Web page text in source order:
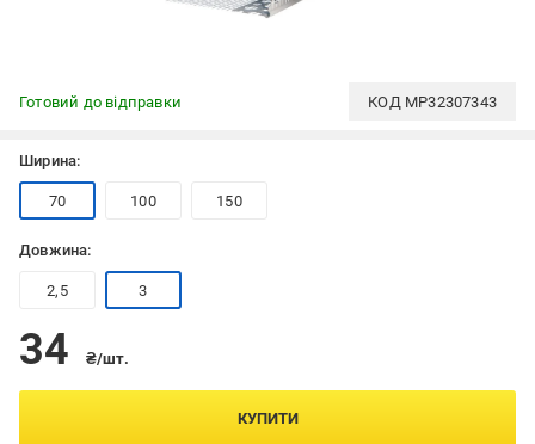
Готовий до відправки КОД MP32307343
Ширина:
70 100 150
Довжина:
2,5 3
34 ₴/шт.
КУПИТИ